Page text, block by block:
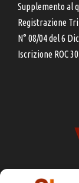
Supplemento al
Registrazione
N° 08/04 del 6
Iscrizione ROC